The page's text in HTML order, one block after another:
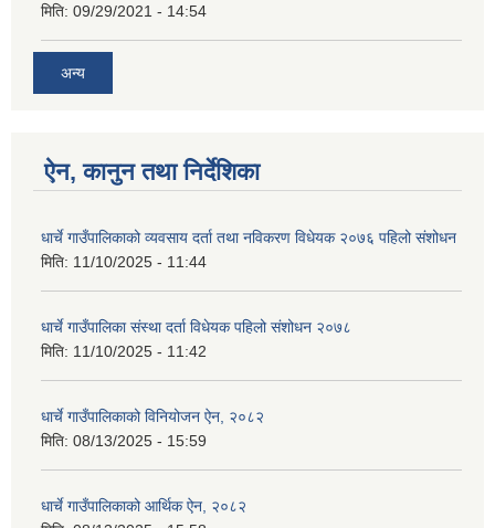
मिति: 09/29/2021 - 14:54
अन्य
ऐन, कानुन तथा निर्देशिका
धार्चे गाउँपालिकाको व्यवसाय दर्ता तथा नविकरण विधेयक २०७६ पहिलो संशोधन
मिति: 11/10/2025 - 11:44
धार्चे गाउँपालिका संस्था दर्ता विधेयक पहिलो संशोधन २०७८
मिति: 11/10/2025 - 11:42
धार्चे गाउँपालिकाको विनियोजन ऐन, २०८२
मिति: 08/13/2025 - 15:59
धार्चे गाउँपालिकाको आर्थिक ऐन, २०८२